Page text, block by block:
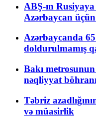
ABŞ-ın
Azərbaycan
Azərbaycanda
doldurulmamış
Bakı
nəqliyyat
Təbriz
və müasirlik